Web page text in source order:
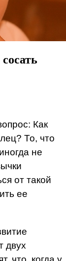
Как
То, что
не
от такой
ее
двух